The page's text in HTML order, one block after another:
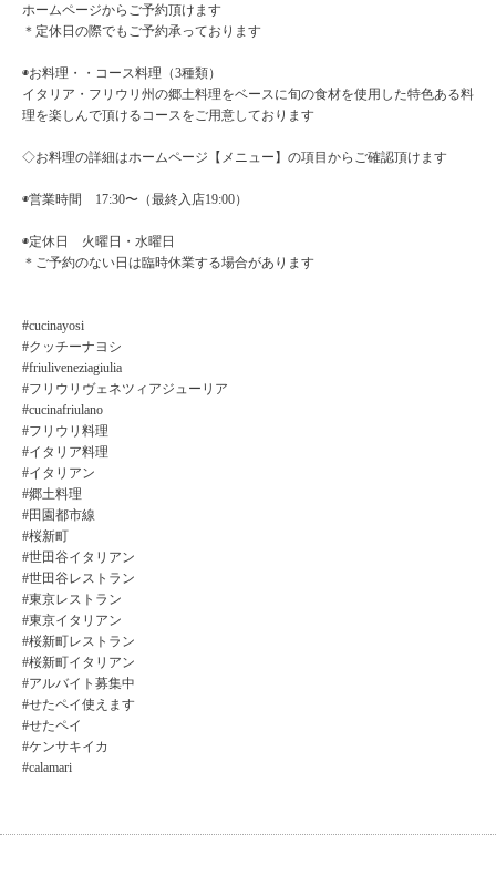
ホームページからご予約頂けます
＊定休日の際でもご予約承っております
◉お料理・・コース料理（3種類）
イタリア・フリウリ州の郷土料理をベースに旬の食材を使用した特色ある料
理を楽しんで頂けるコースをご用意しております
◇お料理の詳細はホームページ【メニュー】の項目からご確認頂けます
◉営業時間 17:30〜（最終入店19:00）
◉定休日 火曜日・水曜日
＊ご予約のない日は臨時休業する場合があります
#cucinayosi
#クッチーナヨシ
#friuliveneziagiulia
#フリウリヴェネツィアジューリア
#cucinafriulano
#フリウリ料理
#イタリア料理
#イタリアン
#郷土料理
#田園都市線
#桜新町
#世田谷イタリアン
#世田谷レストラン
#東京レストラン
#東京イタリアン
#桜新町レストラン
#桜新町イタリアン
#アルバイト募集中
#せたペイ使えます
#せたペイ
#ケンサキイカ
#calamari